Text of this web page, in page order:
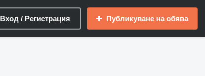
Вход / Регистрация Публикуване на обява